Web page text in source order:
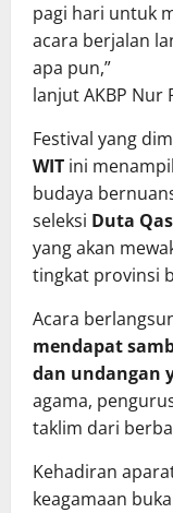
pagi hari untuk
acara berjalan
apa pun,”
lanjut AKBP Nur
Festival yang
WIT ini
budaya
seleksi Duta
yang akan
tingkat provinsi
Acara
mendapat
dan undangan
agama,
taklim dari
Kehadiran
keagamaan